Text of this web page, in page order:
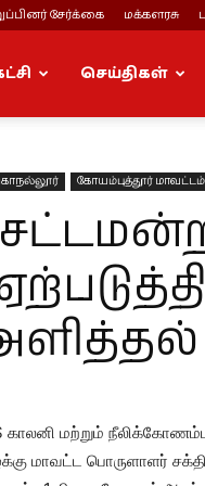
சேர்க்கை மக்களரசு
செய்திகள்
கோயம்புத்தூர் மாவட்டம்
காலனி மற்றும்
மாவட்ட பொருளாளர்